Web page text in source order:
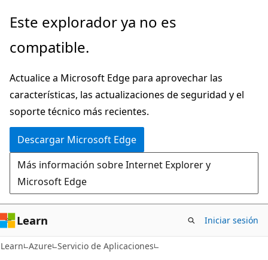
Ir
contenido
Este explorador ya no es
compatible.
Actualice a Microsoft Edge para aprovechar las
características, las actualizaciones de seguridad y el
soporte técnico más recientes.
Descargar Microsoft Edge
Más información sobre Internet Explorer y
Microsoft Edge
Learn Iniciar sesión
Learn Azure Servicio de Aplicaciones